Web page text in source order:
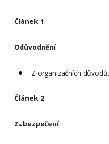
Článek 1
Odůvodnění
Z organizačních důvodů.
Článek 2
Zabezpečení